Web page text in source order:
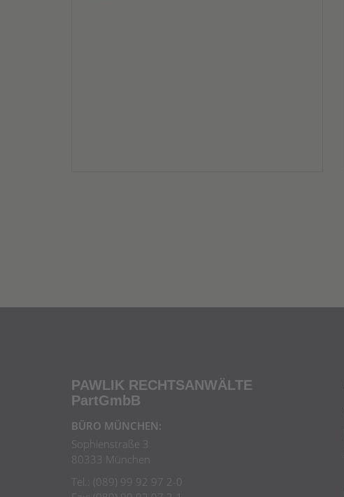
PAWLIK RECHTSANWÄLTE
PartGmbB
BÜRO MÜNCHEN:
Sophienstraße 3
80333 München
Tel.: (089) 99 92 97 2-0